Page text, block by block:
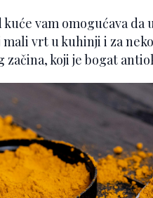
vam omogućava da
mali vrt u kuhinji i za
začina, koji je bogat